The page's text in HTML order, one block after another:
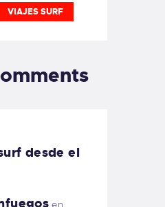
VIAJES SURF
desde el
en